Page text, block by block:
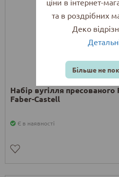
Набір вугілля
Faber-Castell
Є в наявності
ціни в інтернет-
та в роздрібних
Деко
Більше не